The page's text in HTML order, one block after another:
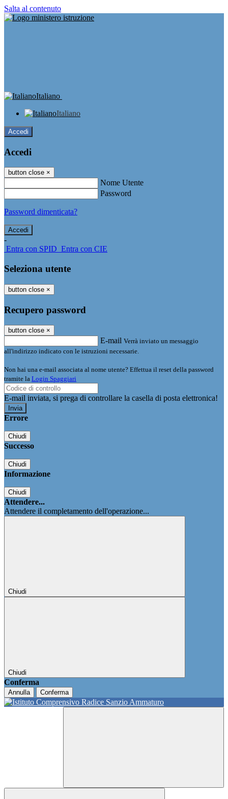
Salta al contenuto
Italiano
Italiano
Accedi
Accedi
button close ×
Nome Utente
Password
Password dimenticata?
-
Entra con SPID Entra con CIE
Seleziona utente
button close ×
Recupero password
button close ×
E-mail Verrà inviato un messaggio
all'indirizzo indicato con le istruzioni necessarie.
Non hai una e-mail associata al nome utente? Effettua il reset della password
tramite la Login Spaggiari
E-mail inviata, si prega di controllare la casella di posta elettronica!
Errore
Chiudi
Successo
Chiudi
Informazione
Chiudi
Attendere...
Attendere il completamento dell'operazione...
Chiudi
Chiudi
Conferma
Annulla Conferma